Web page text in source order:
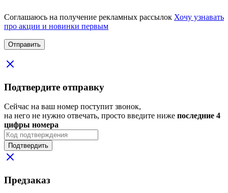
Соглашаюсь на получение рекламных рассылок Хочу узнавать
про акции и новинки первым
Подтвердите отправку
Сейчас на ваш номер поступит звонок,
на него не нужно отвечать, просто введите ниже последние 4
цифры номера
Подтвердить
Предзаказ